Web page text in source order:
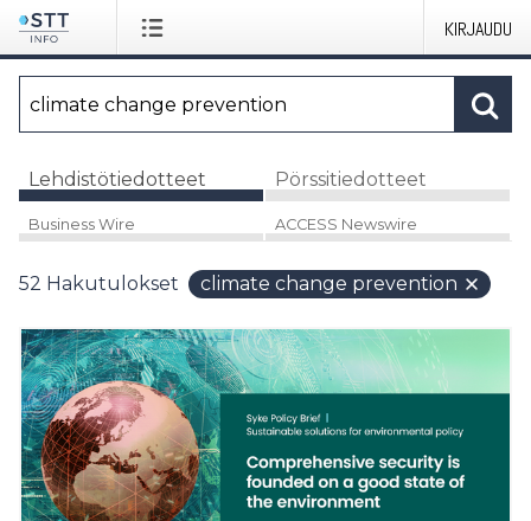
KIRJAUDU
Lehdistötiedotteet Pörssitiedotteet
Business Wire ACCESS Newswire
52 Hakutulokset climate change prevention